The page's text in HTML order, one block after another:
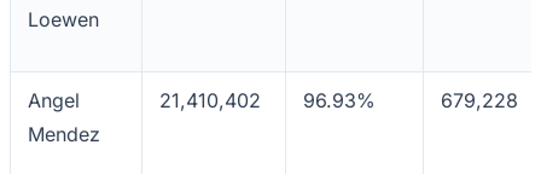
Loewen
Angel
Mendez
21,410,402 96.93% 679,228